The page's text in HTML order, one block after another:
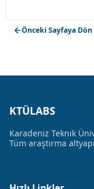
Önceki Sayfaya Dön
KTÜLABS
Karadeniz Teknik
Tüm araştırma